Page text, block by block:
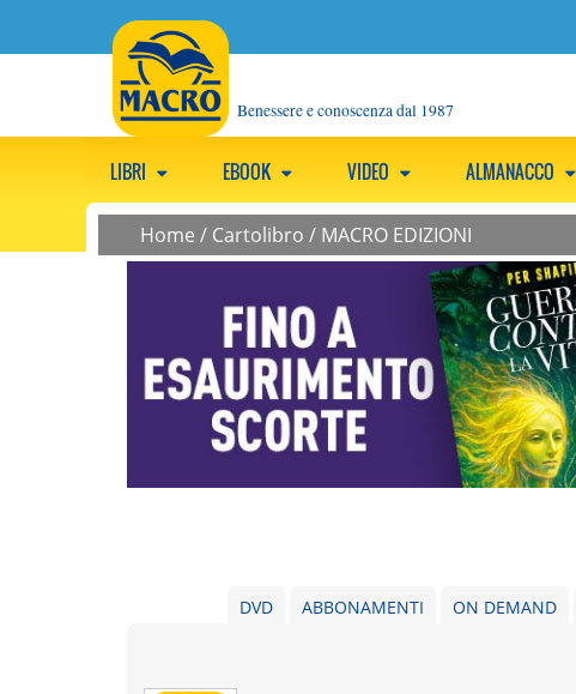
Benessere e conoscenza dal 1987
LIBRI EBOOK VIDEO ALMANACCO
Home / Cartolibro / MACRO EDIZIONI
ON DEMAND
ABBONAMENTI
DVD